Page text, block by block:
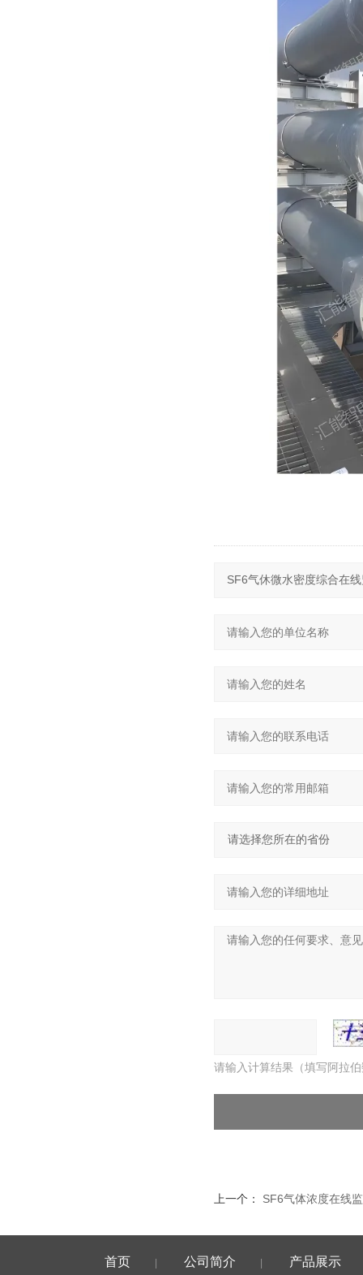
请输入计算结果（填写阿拉
上一个： SF6气体浓度在线
首页 公司简介 产品展示